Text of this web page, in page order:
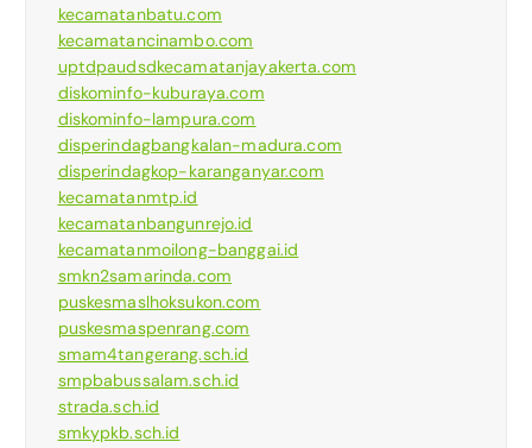
kecamatanbatu.com
kecamatancinambo.com
uptdpaudsdkecamatanjayakerta.com
diskominfo-kuburaya.com
diskominfo-lampura.com
disperindagbangkalan-madura.com
disperindagkop-karanganyar.com
kecamatanmtp.id
kecamatanbangunrejo.id
kecamatanmoilong-banggai.id
smkn2samarinda.com
puskesmaslhoksukon.com
puskesmaspenrang.com
smam4tangerang.sch.id
smpbabussalam.sch.id
strada.sch.id
smkypkb.sch.id